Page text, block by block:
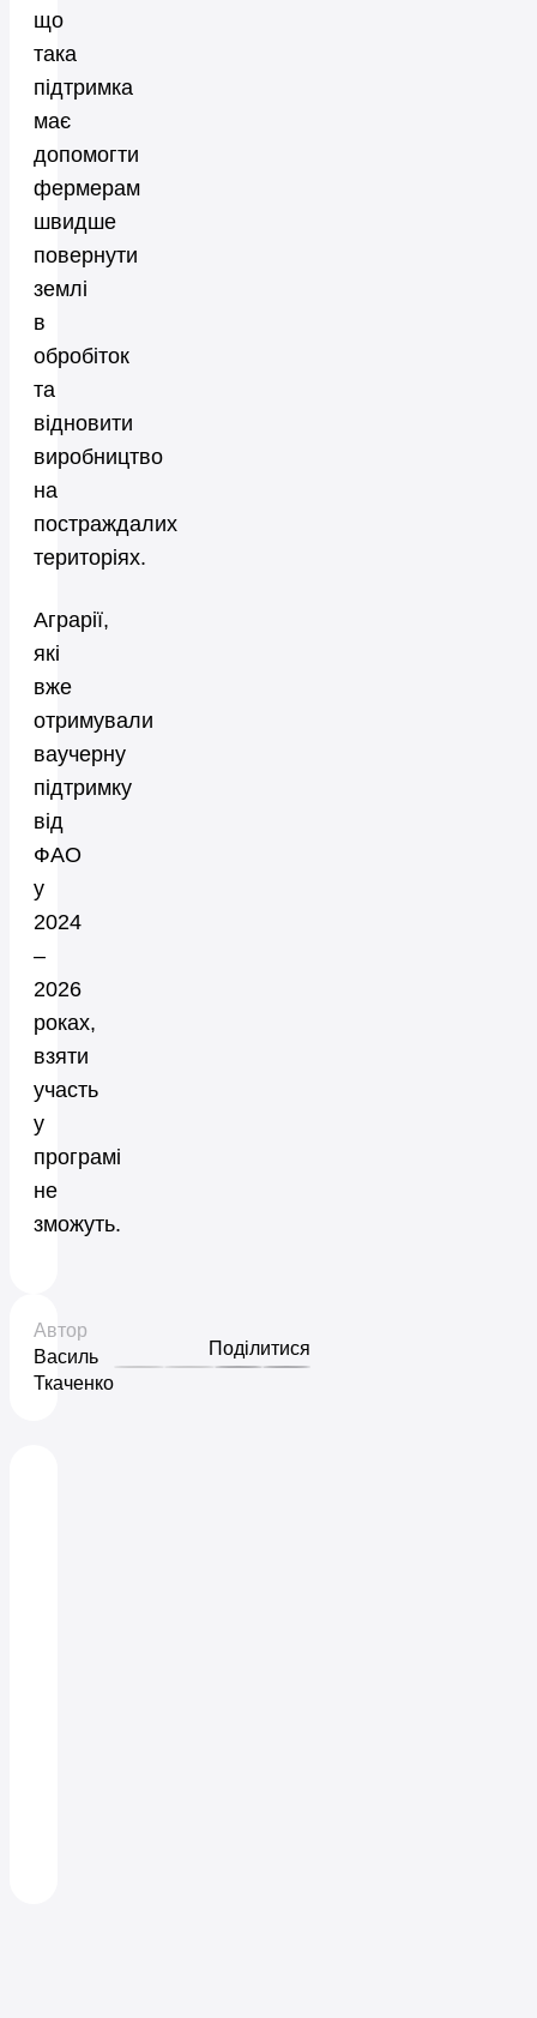
що
така
підтримка
має
допомогти
фермерам
швидше
повернути
землі
в
обробіток
та
відновити
виробництво
на
постраждалих
територіях.
Аграрії,
які
вже
отримували
ваучерну
підтримку
від
ФАО
у
2024
–
2026
роках,
взяти
участь
у
програмі
не
зможуть.
Автор
Василь
Ткаченко
Поділитися